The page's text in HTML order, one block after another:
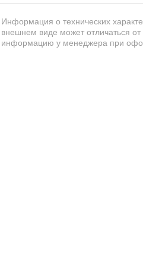
Информация о технических
внешнем виде может отличаться от
информацию у менеджера при